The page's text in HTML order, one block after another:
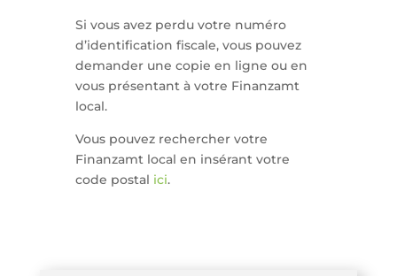
Si vous avez perdu votre numéro
d’identification fiscale, vous pouvez
demander une copie en ligne ou en
vous présentant à votre Finanzamt
local.
Vous pouvez rechercher votre
Finanzamt local en insérant votre
code postal ici.